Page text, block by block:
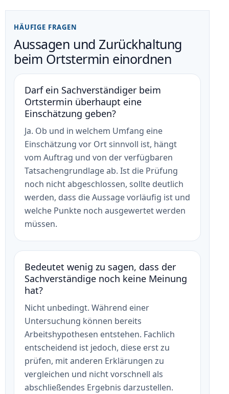
HÄUFIGE FRAGEN
Aussagen und Zurückhaltung
beim Ortstermin einordnen
Darf ein Sachverständiger beim
Ortstermin überhaupt eine
Einschätzung geben?
Ja. Ob und in welchem Umfang eine
Einschätzung vor Ort sinnvoll ist, hängt
vom Auftrag und von der verfügbaren
Tatsachengrundlage ab. Ist die Prüfung
noch nicht abgeschlossen, sollte deutlich
werden, dass die Aussage vorläufig ist und
welche Punkte noch ausgewertet werden
müssen.
Bedeutet wenig zu sagen, dass der
Sachverständige noch keine Meinung
hat?
Nicht unbedingt. Während einer
Untersuchung können bereits
Arbeitshypothesen entstehen. Fachlich
entscheidend ist jedoch, diese erst zu
prüfen, mit anderen Erklärungen zu
vergleichen und nicht vorschnell als
abschließendes Ergebnis darzustellen.